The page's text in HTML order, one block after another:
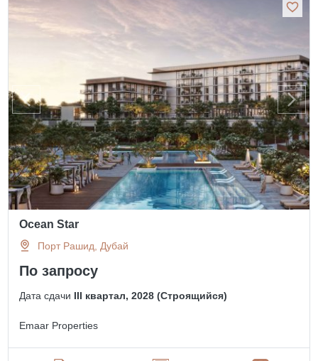
Ocean Star
Порт Рашид, Дубай
По запросу
Дата сдачи III квартал, 2028 (Строящийся)
Emaar Properties